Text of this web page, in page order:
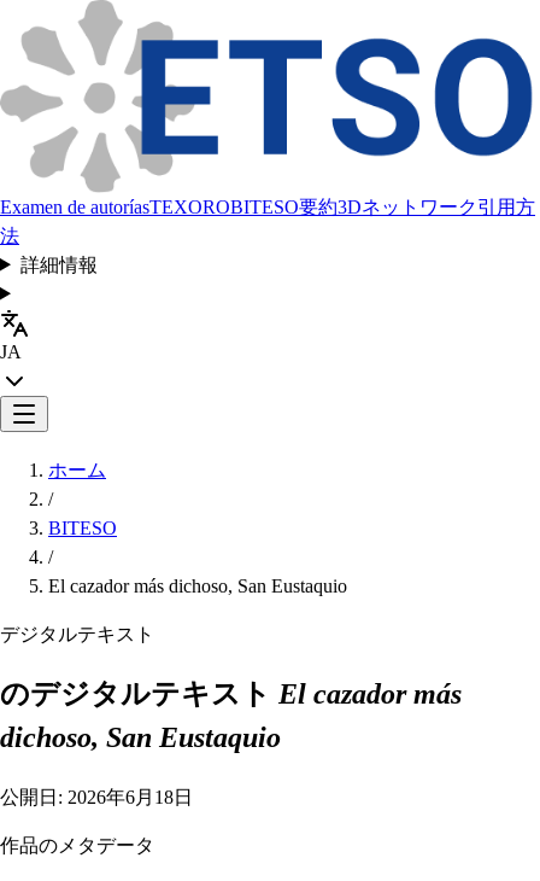
Examen de autoríasTEXOROBITESO要約3Dネットワーク引用方
法
詳細情報
JA
ホーム
/
BITESO
/
El cazador más dichoso, San Eustaquio
デジタルテキスト
のデジタルテキスト El cazador más
dichoso, San Eustaquio
公開日: 2026年6月18日
作品のメタデータ